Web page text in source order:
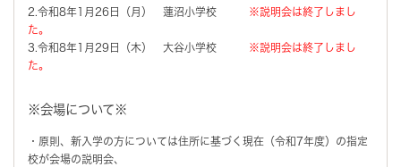
2.令和8年1月26日（月） 蓮沼小学校 ※説明会は終了しまし
た。
3.令和8年1月29日（木） 大谷小学校 ※説明会は終了しまし
た。
※会場について※
・原則、新入学の方については住所に基づく現在（令和7年度）の指定
校が会場の説明会、